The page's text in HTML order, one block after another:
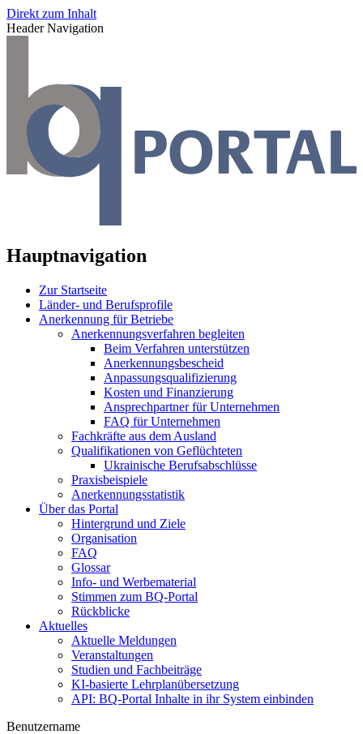
Direkt zum Inhalt
Header Navigation
Hauptnavigation
Zur Startseite
Länder- und Berufsprofile
Anerkennung für Betriebe
Anerkennungsverfahren begleiten
Beim Verfahren unterstützen
Anerkennungsbescheid
Anpassungsqualifizierung
Kosten und Finanzierung
Ansprechpartner für Unternehmen
FAQ für Unternehmen
Fachkräfte aus dem Ausland
Qualifikationen von Geflüchteten
Ukrainische Berufsabschlüsse
Praxisbeispiele
Anerkennungsstatistik
Über das Portal
Hintergrund und Ziele
Organisation
FAQ
Glossar
Info- und Werbematerial
Stimmen zum BQ-Portal
Rückblicke
Aktuelles
Aktuelle Meldungen
Veranstaltungen
Studien und Fachbeiträge
KI-basierte Lehrplanübersetzung
API: BQ-Portal Inhalte in ihr System einbinden
Benutzername